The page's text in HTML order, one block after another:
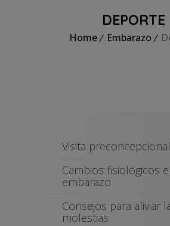
DEPORTE
Home Embarazo
Visita preconcepcional
Cambios fisiológicos
embarazo
Consejos para aliviar
molestias